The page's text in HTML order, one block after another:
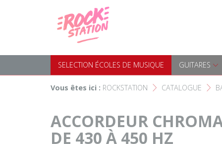
Choisir son instrument
Nos Magasins Rockstation
Guitares
Basses
Batteries & Percussions
SELECTION ÉCOLES DE MUSIQUE GUITARES
Vous êtes ici : ROCKSTATION F CATALOGUE F
ACCORDEUR
DE 430 À 450 HZ